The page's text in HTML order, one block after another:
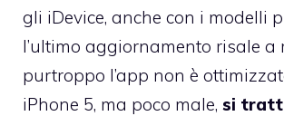
gli iDevice, anche con i modelli
l’ultimo aggiornamento risale a
purtroppo l’app non è
iPhone 5, ma poco male, si